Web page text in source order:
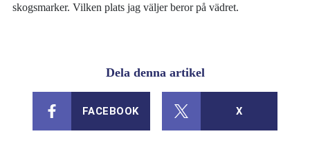
skogsmarker. Vilken plats jag väljer beror på vädret.
Dela denna artikel
FACEBOOK X